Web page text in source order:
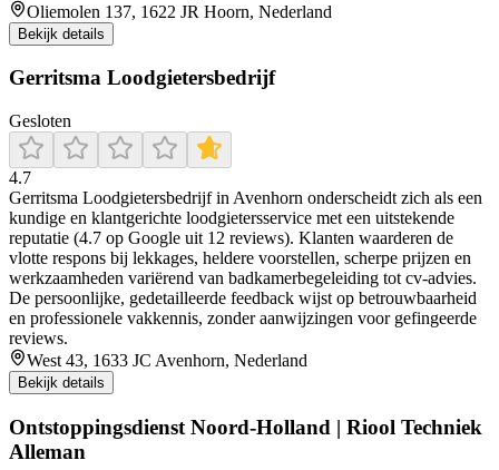
Oliemolen 137, 1622 JR Hoorn, Nederland
Bekijk details
Gerritsma Loodgietersbedrijf
Gesloten
4.7
Gerritsma Loodgietersbedrijf in Avenhorn onderscheidt zich als een
kundige en klantgerichte loodgietersservice met een uitstekende
reputatie (4.7 op Google uit 12 reviews). Klanten waarderen de
vlotte respons bij lekkages, heldere voorstellen, scherpe prijzen en
werkzaamheden variërend van badkamerbegeleiding tot cv-advies.
De persoonlijke, gedetailleerde feedback wijst op betrouwbaarheid
en professionele vakkennis, zonder aanwijzingen voor gefingeerde
reviews.
West 43, 1633 JC Avenhorn, Nederland
Bekijk details
Ontstoppingsdienst Noord-Holland | Riool Techniek
Alleman